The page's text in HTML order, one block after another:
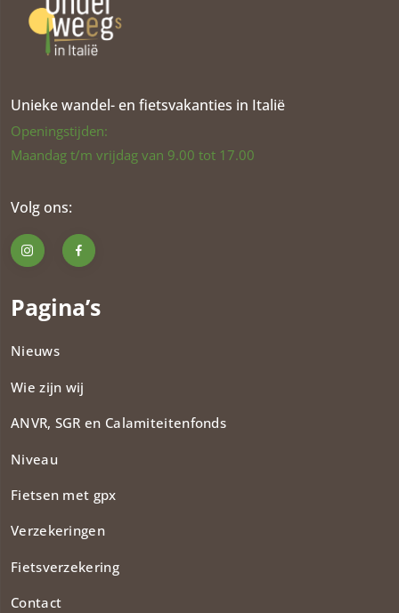
Unieke wandel- en fietsvakanties in Italië
Openingstijden:
Maandag t/m vrijdag van 9.00 tot 17.00
Volg ons:
Pagina’s
Nieuws
Wie zijn wij
ANVR, SGR en Calamiteitenfonds​
Niveau
Fietsen met gpx
Verzekeringen
Fietsverzekering
Contact